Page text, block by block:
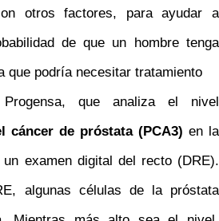
otros factores, para ayudar a
de que un hombre tenga
que podría necesitar tratamiento
Progensa, que analiza el nivel
cáncer de próstata (PCA3) en la
examen digital del recto (DRE).
algunas células de la próstata